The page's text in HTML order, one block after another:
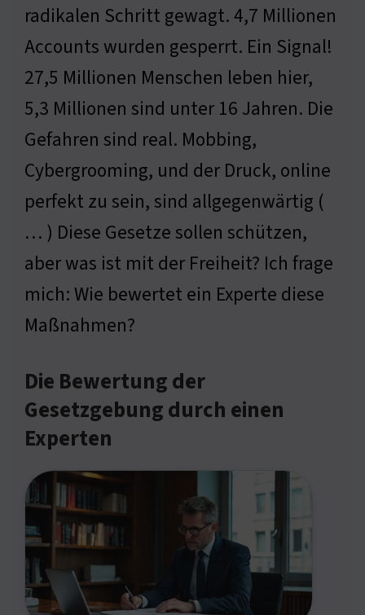
radikalen Schritt gewagt. 4,7 Millionen
Accounts wurden gesperrt. Ein Signal!
27,5 Millionen Menschen leben hier,
5,3 Millionen sind unter 16 Jahren. Die
Gefahren sind real. Mobbing,
Cybergrooming, und der Druck, online
perfekt zu sein, sind allgegenwärtig (
… ) Diese Gesetze sollen schützen,
aber was ist mit der Freiheit? Ich frage
mich: Wie bewertet ein Experte diese
Maßnahmen?
Die Bewertung der
Gesetzgebung durch einen
Experten